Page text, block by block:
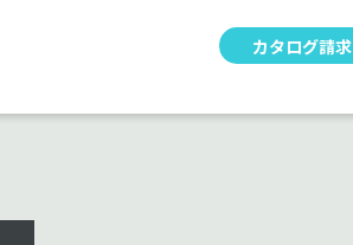
カタログ請求